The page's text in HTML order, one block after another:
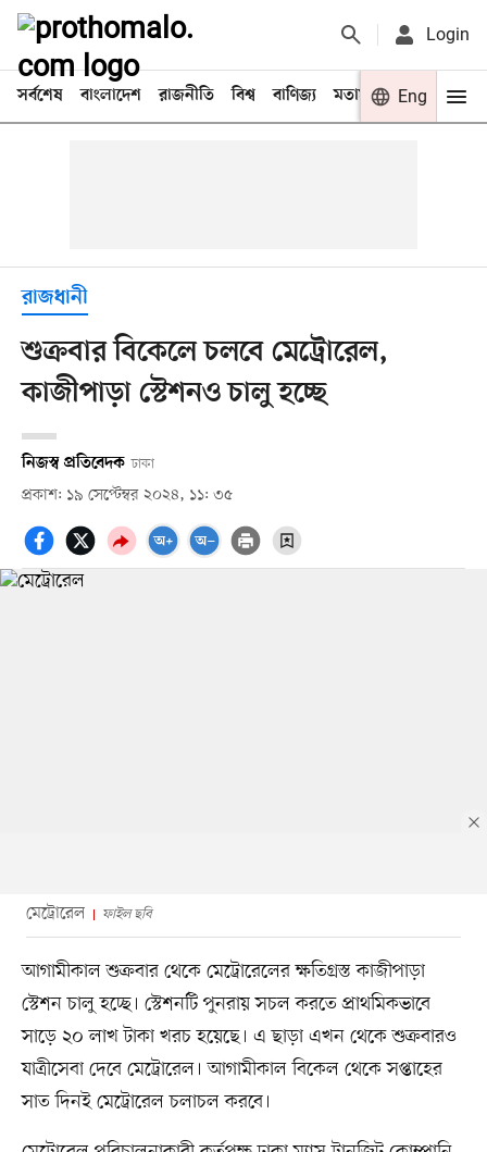
Login
সর্বশেষ বাংলাদেশ রাজনীতি বিশ্ব বাণিজ্য মতামত খেলা
Eng
রাজধানী
শুক্রবার বিকেলে চলবে মেট্রোরেল,
কাজীপাড়া স্টেশনও চালু হচ্ছে
নিজস্ব প্রতিবেদক ঢাকা
প্রকাশ: ১৯ সেপ্টেম্বর ২০২৪, ১১: ৩৫
মেট্রোরেল ফাইল ছবি
আগামীকাল শুক্রবার থেকে মেট্রোরেলের ক্ষতিগ্রস্ত কাজীপাড়া
স্টেশন চালু হচ্ছে। স্টেশনটি পুনরায় সচল করতে প্রাথমিকভাবে
সাড়ে ২০ লাখ টাকা খরচ হয়েছে। এ ছাড়া এখন থেকে শুক্রবারও
যাত্রীসেবা দেবে মেট্রোরেল। আগামীকাল বিকেল থেকে সপ্তাহের
সাত দিনই মেট্রোরেল চলাচল করবে।